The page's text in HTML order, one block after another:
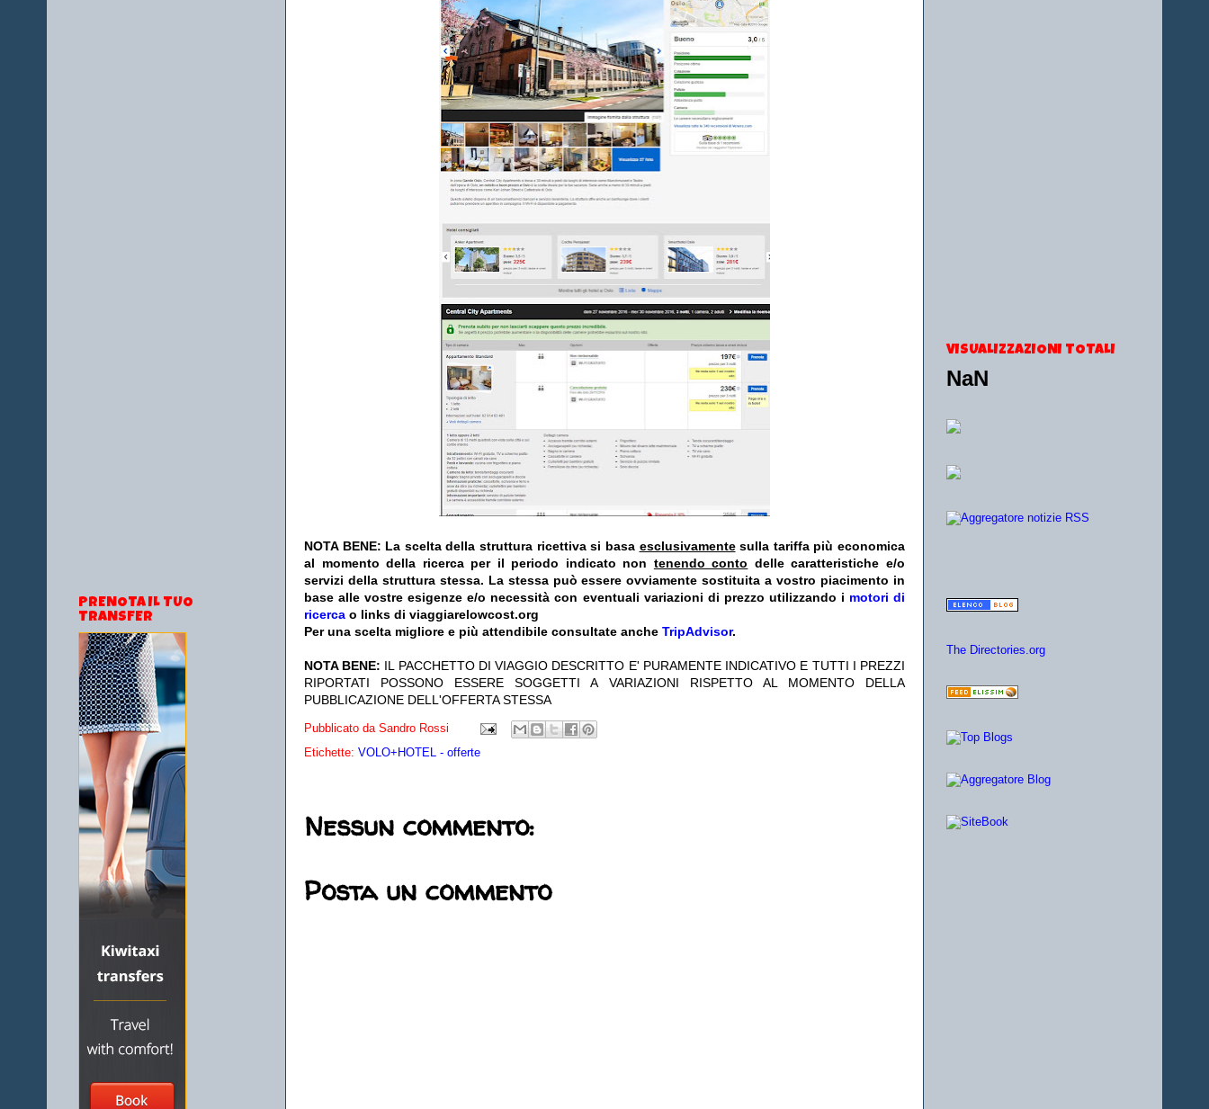
NOTA BENE: La scelta della struttura ricettiva si basa esclusivamentesulla tariffa più economica
al momento della ricerca per il periodo indicato non tenendo conto delle caratteristiche e/o
servizi della struttura stessa. La stessa può essere ovviamente sostituita a vostro piacimento in
base alle vostre esigenze e/o necessità con eventuali variazioni di prezzo utilizzando i motori di
ricerca o links di viaggiarelowcost.org
Per una scelta migliore e più attendibile consultate anche TripAdvisor.
NOTA BENE: IL PACCHETTO DI VIAGGIO DESCRITTO E' PURAMENTE INDICATIVO E TUTTI I PREZZI
RIPORTATI POSSONO ESSERE SOGGETTI A VARIAZIONI RISPETTO AL MOMENTO DELLA
PUBBLICAZIONE DELL'OFFERTA STESSA
Pubblicato da Sandro Rossi
Etichette: VOLO+HOTEL - offerte
Nessun commento:
Posta un commento
PRENOTA IL TUO
TRANSFER
VISUALIZZAZIONI TOTALI
NaN
The Directories.org